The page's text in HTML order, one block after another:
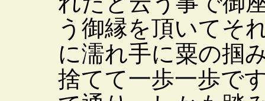
う御縁を頂いてそ
に濡れ手に粟の掴
捨てて一歩一歩で